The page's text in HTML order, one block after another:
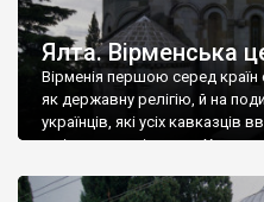
Ялта. Вірменська
Вірменія першою серед країн
як державну релігію, й на
українців, які усіх
є відданими вірянами Христа